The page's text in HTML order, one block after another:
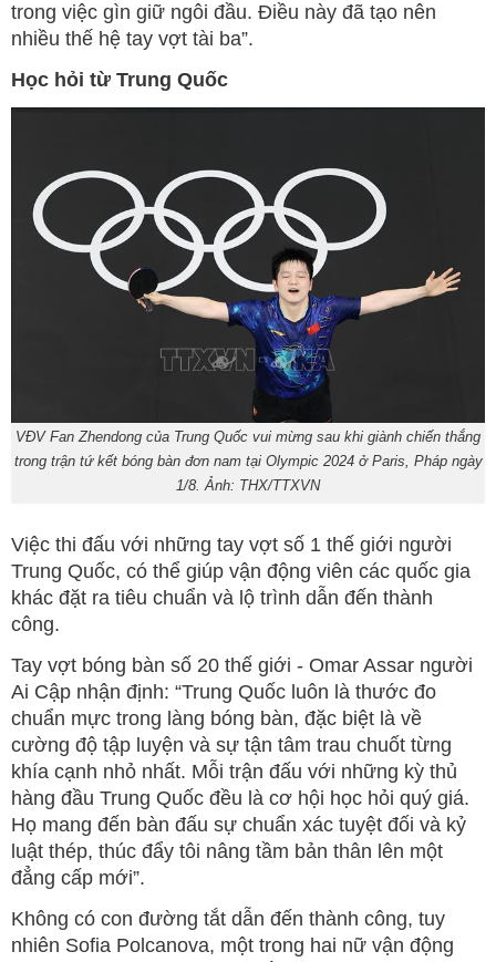
trong việc gìn giữ ngôi đầu. Điều này đã tạo nên
nhiều thế hệ tay vợt tài ba”.
Học hỏi từ Trung Quốc
VĐV Fan Zhendong của Trung Quốc vui mừng sau khi giành chiến thắng
trong trận tứ kết bóng bàn đơn nam tại Olympic 2024 ở Paris, Pháp ngày
1/8. Ảnh: THX/TTXVN
Việc thi đấu với những tay vợt số 1 thế giới người
Trung Quốc, có thể giúp vận động viên các quốc gia
khác đặt ra tiêu chuẩn và lộ trình dẫn đến thành
công.
Tay vợt bóng bàn số 20 thế giới - Omar Assar người
Ai Cập nhận định: “Trung Quốc luôn là thước đo
chuẩn mực trong làng bóng bàn, đặc biệt là về
cường độ tập luyện và sự tận tâm trau chuốt từng
khía cạnh nhỏ nhất. Mỗi trận đấu với những kỳ thủ
hàng đầu Trung Quốc đều là cơ hội học hỏi quý giá.
Họ mang đến bàn đấu sự chuẩn xác tuyệt đối và kỷ
luật thép, thúc đẩy tôi nâng tầm bản thân lên một
đẳng cấp mới”.
Không có con đường tắt dẫn đến thành công, tuy
nhiên Sofia Polcanova, một trong hai nữ vận động